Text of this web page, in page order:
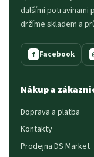
dalšími potravinami
držíme skladem a
f Facebook
Nákup a
Doprava a platba
Kontakty
Prodejna DS Market